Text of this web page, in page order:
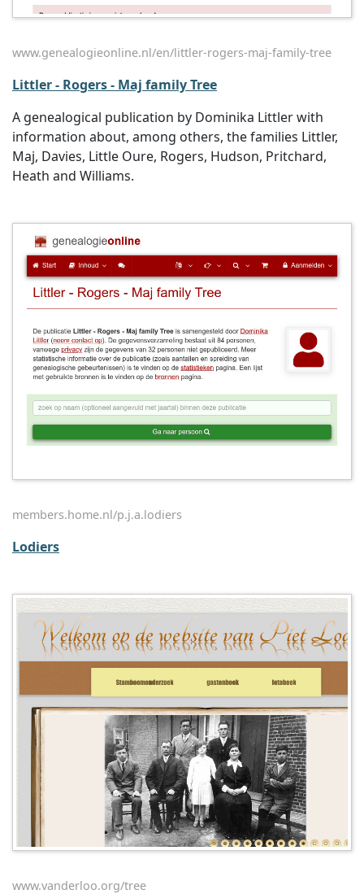
www.genealogieonline.nl/en/littler-rogers-maj-family-tree
Littler - Rogers - Maj family Tree
A genealogical publication by Dominika Littler with
information about, among others, the families Littler,
Maj, Davies, Little Oure, Rogers, Hudson, Pritchard,
Heath and Williams.
members.home.nl/p.j.a.lodiers
Lodiers
www.vanderloo.org/tree